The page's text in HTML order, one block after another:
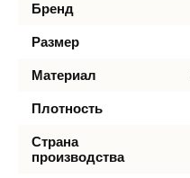
Бренд
Размер
Материал
Плотность
Страна
производства